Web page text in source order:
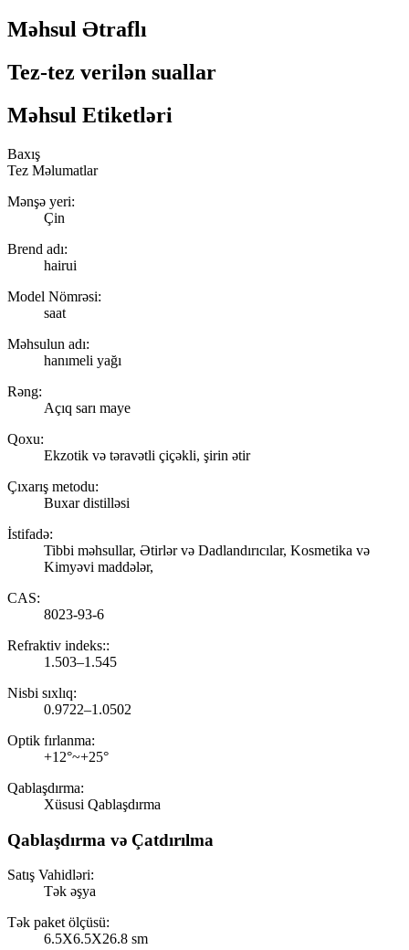
Məhsul Ətraflı
Tez-tez verilən suallar
Məhsul Etiketləri
Baxış
Tez Məlumatlar
Mənşə yeri:
Çin
Brend adı:
hairui
Model Nömrəsi:
saat
Məhsulun adı:
hanımeli yağı
Rəng:
Açıq sarı maye
Qoxu:
Ekzotik və təravətli çiçəkli, şirin ətir
Çıxarış metodu:
Buxar distilləsi
İstifadə:
Tibbi məhsullar, Ətirlər və Dadlandırıcılar, Kosmetika və
Kimyəvi maddələr,
CAS:
8023-93-6
Refraktiv indeks::
1.503–1.545
Nisbi sıxlıq:
0.9722–1.0502
Optik fırlanma:
+12°~+25°
Qablaşdırma:
Xüsusi Qablaşdırma
Qablaşdırma və Çatdırılma
Satış Vahidləri:
Tək əşya
Tək paket ölçüsü:
6.5X6.5X26.8 sm